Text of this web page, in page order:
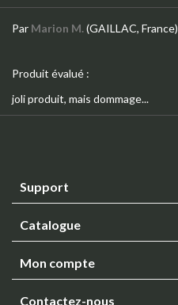
Par Marion M.(GAILLAC, France)
Produit évalué :
joli produit, mais dommage...
Support
Catalogue
Mon compte
Contactez-nous